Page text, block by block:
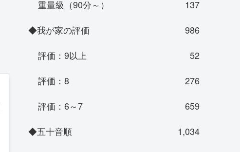
重量級（90分～）
137
◆我が家の評価
986
評価：9以上
52
評価：8
276
評価：6～7
659
◆五十音順
1,034